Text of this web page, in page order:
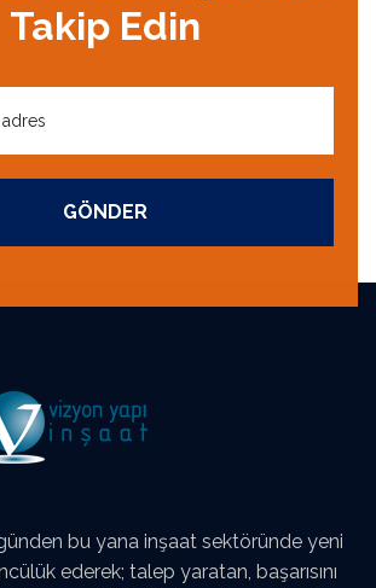
Takip Edin
GÖNDER
bu yana inşaat sektöründe yeni
ederek; talep yaratan, başarısını